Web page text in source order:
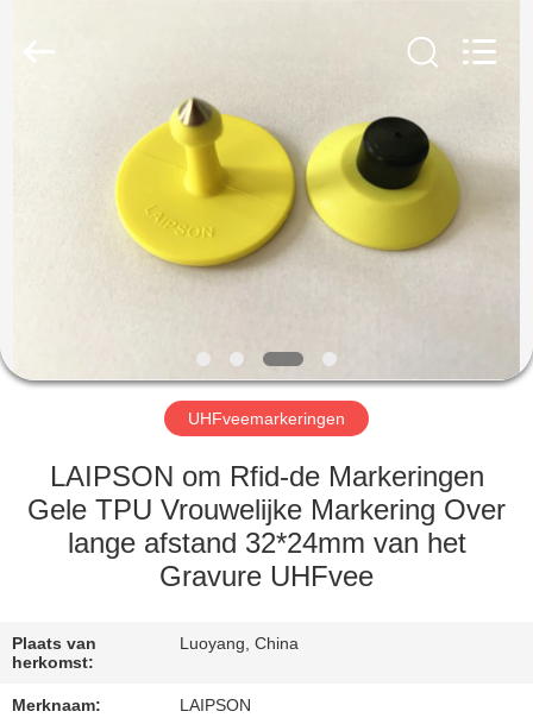
PRODUCTEN
ONGEVEER
FABRIEKSREIS
KWALITEITSCONTROLE
CONTACTEER
NIEUWS
Rights
Reserved.
UHFveemarkeringen
LAIPSON om Rfid-de Markeringen
Gele TPU Vrouwelijke Markering Over
lange afstand 32*24mm van het
Gravure UHFvee
Plaats van
herkomst:
Luoyang, China
Merknaam: LAIPSON